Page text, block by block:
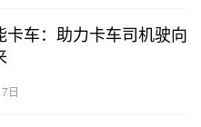
卡车：助力卡车司机驶向
日